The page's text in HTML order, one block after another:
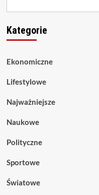
Kategorie
Ekonomiczne
Lifestylowe
Najważniejsze
Naukowe
Polityczne
Sportowe
Światowe